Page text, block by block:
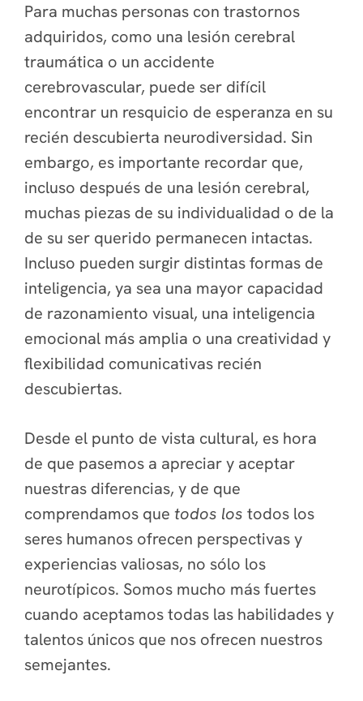
Para muchas personas con trastornos
adquiridos, como una lesión cerebral
traumática o un accidente
cerebrovascular, puede ser difícil
encontrar un resquicio de esperanza en su
recién descubierta neurodiversidad. Sin
embargo, es importante recordar que,
incluso después de una lesión cerebral,
muchas piezas de su individualidad o de la
de su ser querido permanecen intactas.
Incluso pueden surgir distintas formas de
inteligencia, ya sea una mayor capacidad
de razonamiento visual, una inteligencia
emocional más amplia o una creatividad y
flexibilidad comunicativas recién
descubiertas.
Desde el punto de vista cultural, es hora
de que pasemos a apreciar y aceptar
nuestras diferencias, y de que
comprendamos que todos los todos los
seres humanos ofrecen perspectivas y
experiencias valiosas, no sólo los
neurotípicos. Somos mucho más fuertes
cuando aceptamos todas las habilidades y
talentos únicos que nos ofrecen nuestros
semejantes.